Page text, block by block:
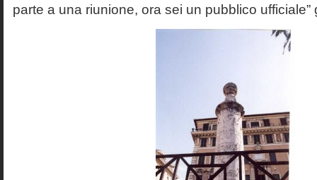
parte a una riunione, ora sei un pubblico ufficiale”